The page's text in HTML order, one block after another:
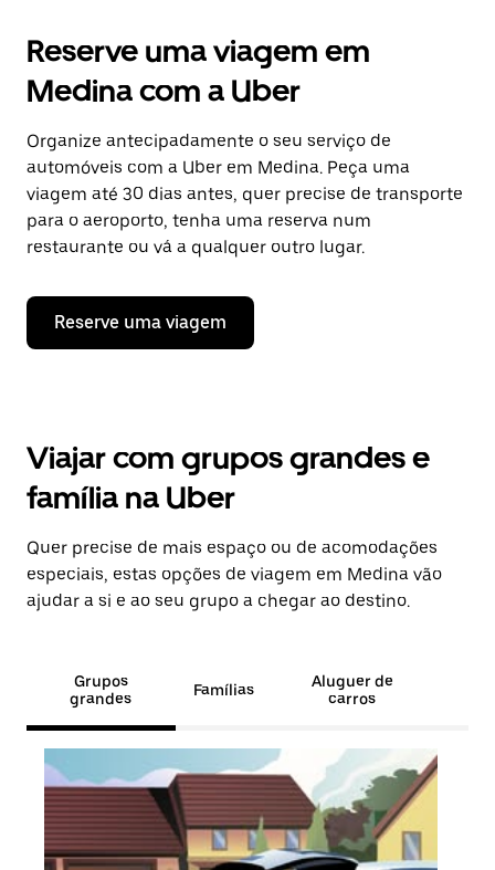
Reserve uma viagem em
Medina com a Uber
Organize antecipadamente o seu serviço de
automóveis com a Uber em Medina. Peça uma
viagem até 30 dias antes, quer precise de transporte
para o aeroporto, tenha uma reserva num
restaurante ou vá a qualquer outro lugar.
Reserve uma viagem
Viajar com grupos grandes e
família na Uber
Quer precise de mais espaço ou de acomodações
especiais, estas opções de viagem em Medina vão
ajudar a si e ao seu grupo a chegar ao destino.
Grupos
grandes
Famílias
Aluguer de
carros